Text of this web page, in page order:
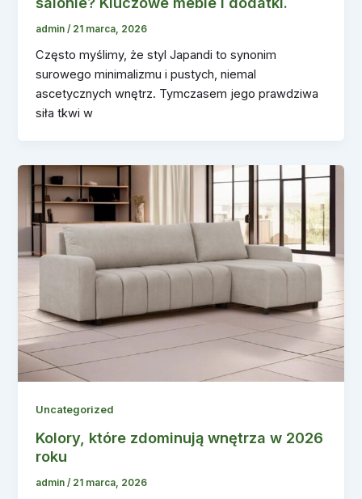
admin/ 21 marca, 2026
Często myślimy, że styl Japandi to synonim
surowego minimalizmu i pustych, niemal
ascetycznych wnętrz. Tymczasem jego prawdziwa
siła tkwi w
Uncategorized
Kolory, które zdominują wnętrza w 2026
roku
admin/ 21 marca, 2026